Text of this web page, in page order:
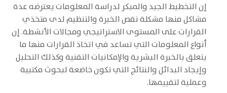
إن التخطيط الجيد والمبكر لدراسة المعلومات يعترضه عدة
مشاكل منها مشكلة نقص الخبرة والتنظيم لدى متخذي
القرارات على المستوى الاستراتيجي ومجالات الأنشطة. إن
أنواع المعلومات التي تساعد في اتخاذ القرارات منها ما
يتعلق بالخبرة البشرية والإمكانيات التقنية وكذلك التحليل
وإيجاد البدائل والنتائج التي تكون خاضعة لبحوث مكتبية
وعملية لتقييمها.